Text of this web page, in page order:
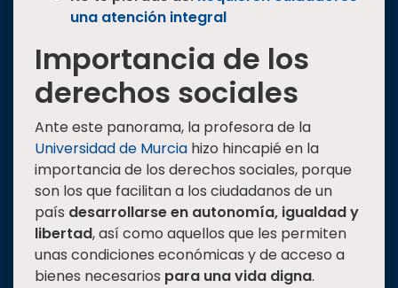
una atención integral
Importancia de los
derechos sociales
Ante este panorama, la profesora de la
Universidad de Murcia hizo hincapié en la
importancia de los derechos sociales, porque
son los que facilitan a los ciudadanos de un
país desarrollarse en autonomía, igualdad y
libertad, así como aquellos que les permiten
unas condiciones económicas y de acceso a
bienes necesarios para una vida digna.